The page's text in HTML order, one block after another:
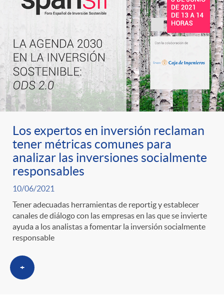
Los expertos en inversión reclaman
tener métricas comunes para
analizar las inversiones socialmente
responsables
10/06/2021
Tener adecuadas herramientas de reportig y establecer
canales de diálogo con las empresas en las que se invierte
ayuda a los analistas a fomentar la inversión socialmente
responsable
+